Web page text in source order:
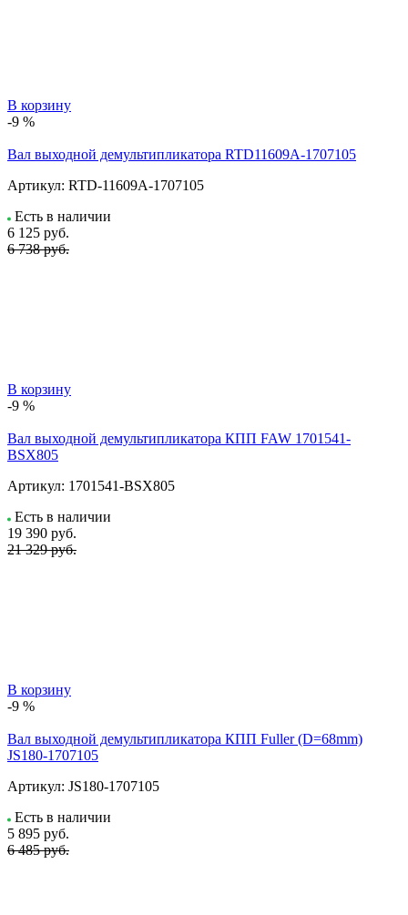
В корзину
-9 %
Вал выходной демультипликатора RTD11609A-1707105
Артикул: RTD-11609A-1707105
Есть в наличии
6 125 руб.
6 738 руб.
В корзину
-9 %
Вал выходной демультипликатора КПП FAW 1701541-
BSX805
Артикул: 1701541-BSX805
Есть в наличии
19 390 руб.
21 329 руб.
В корзину
-9 %
Вал выходной демультипликатора КПП Fuller (D=68mm)
JS180-1707105
Артикул: JS180-1707105
Есть в наличии
5 895 руб.
6 485 руб.